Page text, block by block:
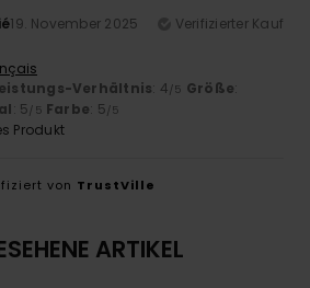
19. November 2025
Verifizierter Kauf
Verhältnis: 4/5 Größe:
: 5/5 Farbe: 5/5
Produkt
von TrustVille
ARTIKEL